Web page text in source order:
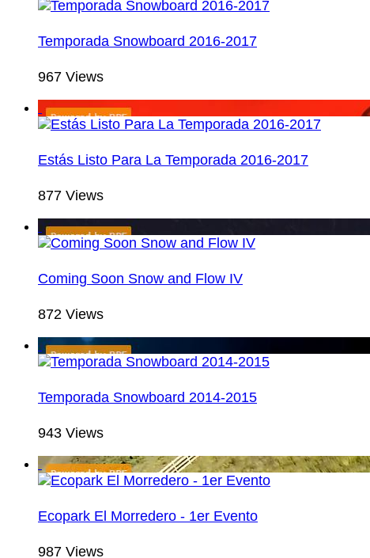
Temporada Snowboard 2016-2017
967 Views
Estás Listo Para La Temporada 2016-2017
877 Views
Coming Soon Snow and Flow IV
872 Views
Temporada Snowboard 2014-2015
943 Views
Ecopark El Morredero - 1er Evento
987 Views